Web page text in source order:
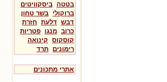
בטטה ביסקוויטים
ברוקולי בשר טחון
דבש דלעת חזרת
כרוב מנגו פטריות
קוסקוס קינואה
רימונים תרד
אתרי מתכונים